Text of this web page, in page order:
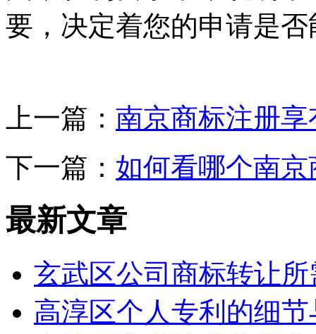
要，决定着您的申请是
上一篇： 南京商标注册
下一篇： 如何看哪个南
最新文章
玄武区公司商标转让
高淳区个人专利的细